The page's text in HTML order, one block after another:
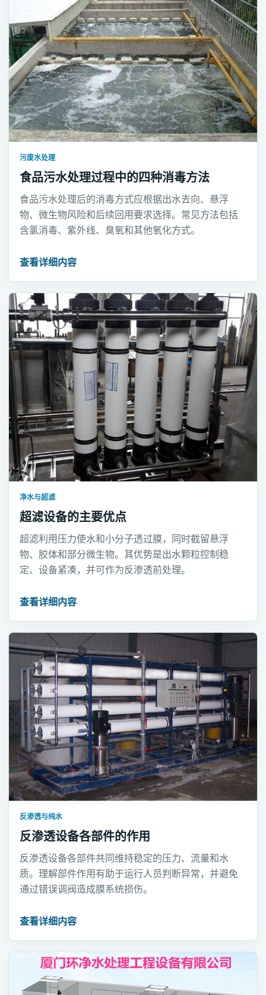
污废水处理
食品污水处理过程中的四种消毒方法
食品污水处理后的消毒方式应根据出水去向、悬浮
物、微生物风险和后续回用要求选择。常见方法包括
含氯消毒、紫外线、臭氧和其他氧化方式。
查看详细内容
净水与超滤
超滤设备的主要优点
超滤利用压力使水和小分子透过膜，同时截留悬浮
物、胶体和部分微生物。其优势是出水颗粒控制稳
定、设备紧凑，并可作为反渗透前处理。
查看详细内容
反渗透与纯水
反渗透设备各部件的作用
反渗透设备各部件共同维持稳定的压力、流量和水
质。理解部件作用有助于运行人员判断异常，并避免
通过错误调阀造成膜系统损伤。
查看详细内容